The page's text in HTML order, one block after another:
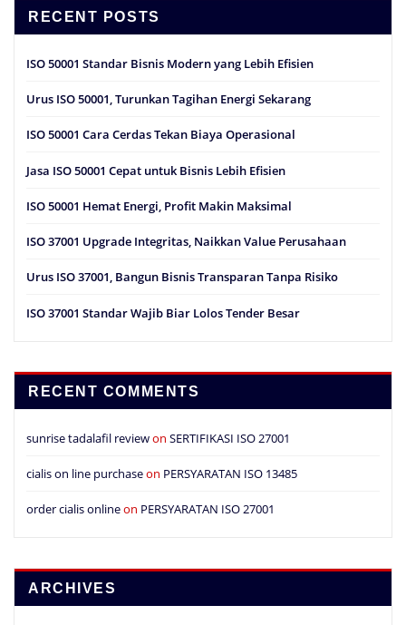
RECENT POSTS
ISO 50001 Standar Bisnis Modern yang Lebih Efisien
Urus ISO 50001, Turunkan Tagihan Energi Sekarang
ISO 50001 Cara Cerdas Tekan Biaya Operasional
Jasa ISO 50001 Cepat untuk Bisnis Lebih Efisien
ISO 50001 Hemat Energi, Profit Makin Maksimal
ISO 37001 Upgrade Integritas, Naikkan Value Perusahaan
Urus ISO 37001, Bangun Bisnis Transparan Tanpa Risiko
ISO 37001 Standar Wajib Biar Lolos Tender Besar
RECENT COMMENTS
sunrise tadalafil reviewon SERTIFIKASI ISO 27001
cialis on line purchaseon PERSYARATAN ISO 13485
order cialis onlineon PERSYARATAN ISO 27001
ARCHIVES